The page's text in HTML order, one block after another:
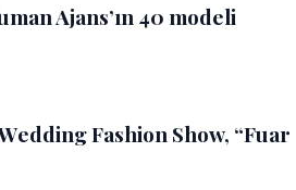
Ajans’ın 40 modeli
Fashion Show, “Fuar